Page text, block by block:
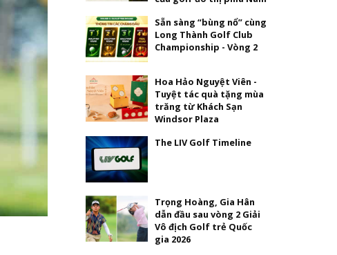
Sẵn sàng “bùng nổ” cùng
Long Thành Golf Club
Championship - Vòng 2
Hoa Hảo Nguyệt Viên -
Tuyệt tác quà tặng mùa
trăng từ Khách Sạn
Windsor Plaza
The LIV Golf Timeline
Trọng Hoàng, Gia Hân
dẫn đầu sau vòng 2 Giải
Vô địch Golf trẻ Quốc
gia 2026